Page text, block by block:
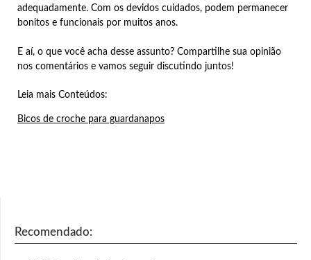
adequadamente. Com os devidos cuidados, podem permanecer
bonitos e funcionais por muitos anos.
E aí, o que você acha desse assunto? Compartilhe sua opinião
nos comentários e vamos seguir discutindo juntos!
Leia mais Conteúdos:
Bicos de croche para guardanapos
Recomendado: